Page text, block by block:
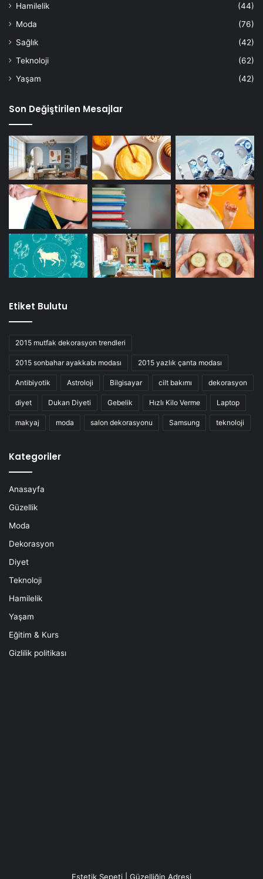
Hamilelik
(44)
Moda
(76)
Sağlık
(42)
Teknoloji
(62)
Yaşam
(42)
Son Değiştirilen Mesajlar
Etiket Bulutu
2015 mutfak dekorasyon trendleri
2015 sonbahar ayakkabı modası 2015 yazlık çanta modası
Antibiyotik Astroloji Bilgisayar cilt bakımı dekorasyon
diyet Dukan Diyeti Gebelik Hızlı Kilo Verme Laptop
makyaj moda salon dekorasyonu Samsung teknoloji
Kategoriler
Anasayfa
Güzellik
Moda
Dekorasyon
Diyet
Teknoloji
Hamilelik
Yaşam
Eğitim & Kurs
Gizlilik politikası
Estetik Sepeti | Güzelliğin Adresi